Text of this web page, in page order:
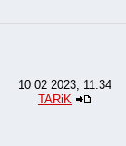
10 02 2023, 11:34
TARiK